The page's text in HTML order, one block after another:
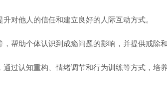
对他人的信任和建立良好的人际互动方式。
帮助个体认识到成瘾问题的影响，并提供戒除和
过认知重构、情绪调节和行为训练等方式，培